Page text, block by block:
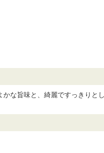
な旨味と、綺麗ですっきりと